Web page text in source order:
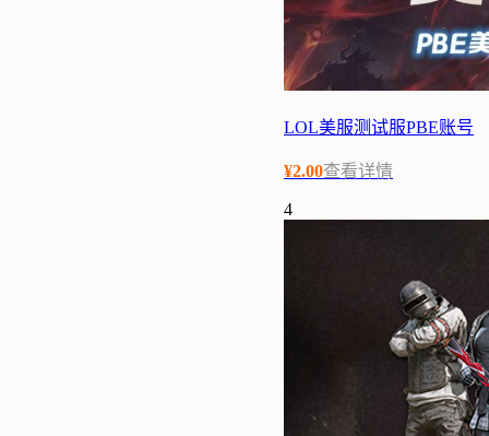
LOL美服测试服PBE账号
¥2.00查看详情
4